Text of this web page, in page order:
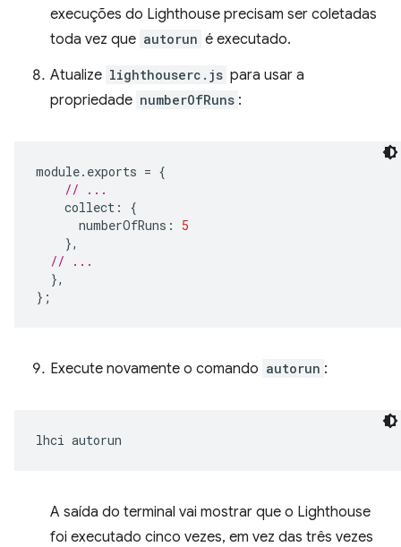
execuções do Lighthouse precisam ser coletadas
toda vez que autorun é executado.
Atualize lighthouserc.js para usar a
propriedade numberOfRuns :
module. exports = {
// ...
collect :
{
numberOfRuns :
5
},
// ...
},
};
Execute novamente o comando autorun :
lhci
A saída do terminal vai mostrar que o Lighthouse
foi executado cinco vezes, em vez das três vezes